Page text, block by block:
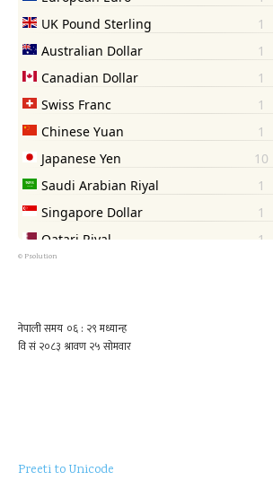
© Psolution
Preeti to Unicode